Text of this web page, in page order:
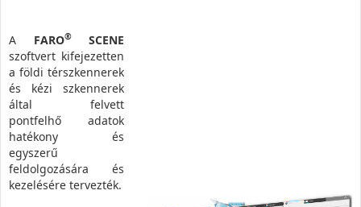
A FARO®SCENE
szoftvert kifejezetten
a földi térszkennerek
és kézi szkennerek
által felvett
pontfelhő adatok
hatékony és
egyszerű
feldolgozására és
kezelésére tervezték.